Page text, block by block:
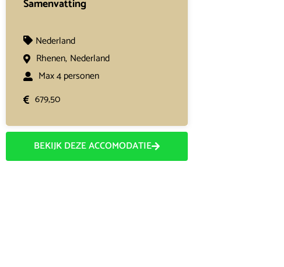
Samenvatting
Nederland
Rhenen, Nederland
Max 4 personen
679,50
BEKIJK DEZE ACCOMODATIE